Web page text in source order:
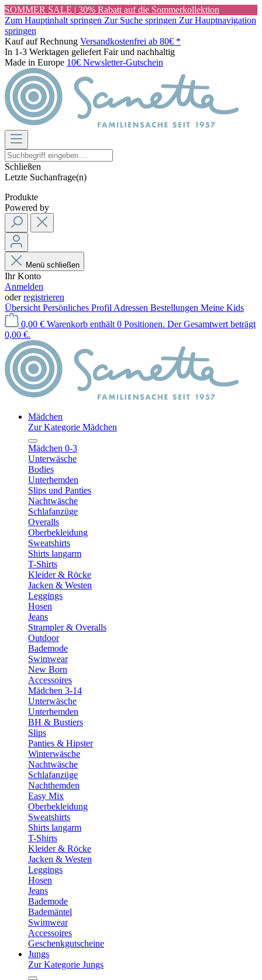
SOMMER SALE | 30% Rabatt auf die Sommerkollektion
Zum Hauptinhalt springen Zur Suche springen Zur Hauptnavigation
springen
Kauf auf Rechnung Versandkostenfrei ab 80€ *
In 1-3 Werktagen geliefert Fair und nachhaltig
Made in Europe 10€ Newsletter-Gutschein
Schließen
Letzte Suchanfrage(n)
Produkte
Powered by
Menü schließen
Ihr Konto
Anmelden
oderregistrieren
Übersicht Persönliches Profil Adressen Bestellungen Meine Kids
0,00 € Warenkorb enthält 0 Positionen. Der Gesamtwert beträgt
0,00 €.
Mädchen
Zur Kategorie Mädchen
Mädchen 0-3
Unterwäsche
Bodies
Unterhemden
Slips und Panties
Nachtwäsche
Schlafanzüge
Overalls
Oberbekleidung
Sweatshirts
Shirts langarm
T-Shirts
Kleider & Röcke
Jacken & Westen
Leggings
Hosen
Jeans
Strampler & Overalls
Outdoor
Bademode
Swimwear
New Born
Accessoires
Mädchen 3-14
Unterwäsche
Unterhemden
BH & Bustiers
Slips
Panties & Hipster
Winterwäsche
Nachtwäsche
Schlafanzüge
Nachthemden
Easy Mix
Oberbekleidung
Sweatshirts
Shirts langarm
T-Shirts
Kleider & Röcke
Jacken & Westen
Leggings
Hosen
Jeans
Bademode
Bademäntel
Swimwear
Accessoires
Geschenkgutscheine
Jungs
Zur Kategorie Jungs